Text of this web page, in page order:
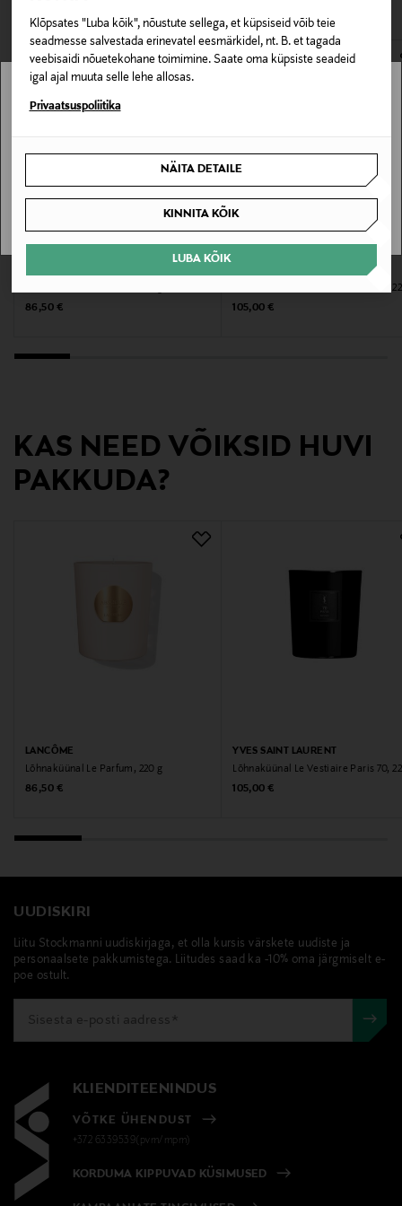
Klõpsates "Luba kõik", nõustute sellega, et küpsiseid võib teie
seadmesse salvestada erinevatel eesmärkidel, nt. B. et tagada
veebisaidi nõuetekohane toimimine. Saate oma küpsiste seadeid
igal ajal muuta selle lehe allosas.
Privaatsuspoliitika
NÄITA DETAILE
KINNITA KÕIK
LUBA KÕIK
Materjal
Küünlavaha, lõhn, klaas
Värv
220 G
LE9578
Tootja
Keilaranta 13 A, 02150, Espoo, Finland
avamata originaalpakendis.
E-POE TAGASTUSED
Original Price
86,50 €
Lõhnaküünal Le Vestiaire Paris 70,
Original Price
105,00 €
KAS NEED VÕIKSID HUVI
PAKKUDA?
LANCÔME
Lõhnaküünal Le Parfum, 220 g
Original Price
86,50 €
YVES SAINT LAURENT
Lõhnaküünal Le Vestiaire Paris 70,
Original Price
105,00 €
UUDISKIRI
Liitu Stockmanni uudiskirjaga, et olla kursis värskete uudiste ja
personaalsete pakkumistega. Liitudes saad ka -10% oma järgmiselt e-
poe ostult.
KLIENDITEENINDUS
VÕTKE ÜHENDUST
+372 6339539(pvm/mpm)
KORDUMA KIPPUVAD KÜSIMUSED
Stockmann pole Sinu riigis saadaval.
SAAN ARU